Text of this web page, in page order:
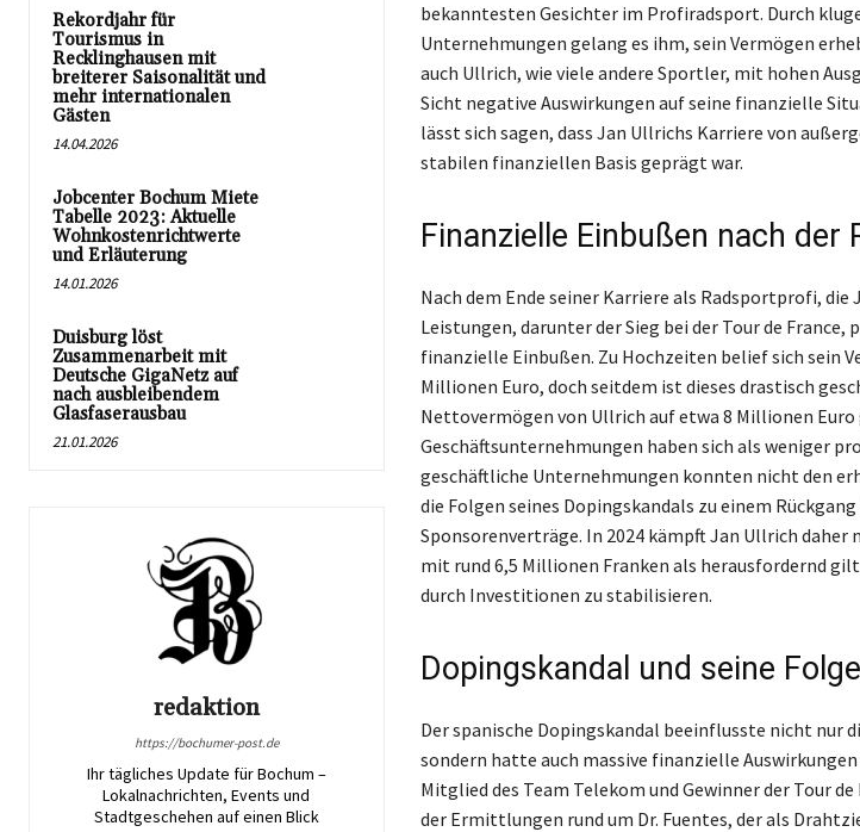
Rekordjahr für
Tourismus in
Recklinghausen mit
breiterer Saisonalität und
mehr internationalen
Gästen
14.04.2026
Jobcenter Bochum Miete
Tabelle 2023: Aktuelle
Wohnkostenrichtwerte
und Erläuterung
14.01.2026
Duisburg löst
Zusammenarbeit mit
Deutsche GigaNetz auf
nach ausbleibendem
Glasfaserausbau
21.01.2026
redaktion
https://bochumer-post.de
Ihr tägliches Update für Bochum –
Lokalnachrichten, Events und
Stadtgeschehen auf einen Blick
bekanntesten Gesichter im Profiradsport. Durch
Unternehmungen gelang es ihm, sein Vermögen
auch Ullrich, wie viele andere Sportler, mit hohen
Sicht negative Auswirkungen auf seine finanzielle
lässt sich sagen, dass Jan Ullrichs Karriere von
stabilen finanziellen Basis geprägt war.
Finanzielle Einbußen nach der
Nach dem Ende seiner Karriere als Radsportprofi,
Leistungen, darunter der Sieg bei der Tour de
finanzielle Einbußen. Zu Hochzeiten belief sich sein
Millionen Euro, doch seitdem ist dieses drastisch
Nettovermögen von Ullrich auf etwa 8 Millionen
Geschäftsunternehmungen haben sich als weniger
geschäftliche Unternehmungen konnten nicht den
die Folgen seines Dopingskandals zu einem
Sponsorenverträge. In 2024 kämpft Jan Ullrich
mit rund 6,5 Millionen Franken als herausfordernd
durch Investitionen zu stabilisieren.
Dopingskandal und seine
Der spanische Dopingskandal beeinflusste nicht nur
sondern hatte auch massive finanzielle
Mitglied des Team Telekom und Gewinner der Tour
der Ermittlungen rund um Dr. Fuentes, der als